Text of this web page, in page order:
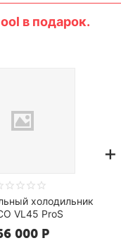
в подарок.
холодильник
VL45 ProS
000 Р
+